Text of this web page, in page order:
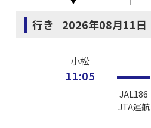
行き 2026年08月11日
小松
11:05
JAL186
JTA運航